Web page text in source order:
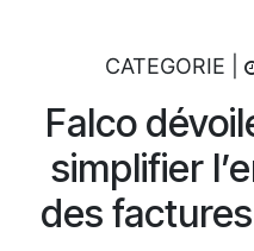
CATEGORIE |
Falco
simplifier
des